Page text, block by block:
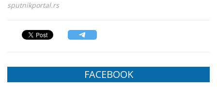
sputnikportal.rs
FACEBOOK